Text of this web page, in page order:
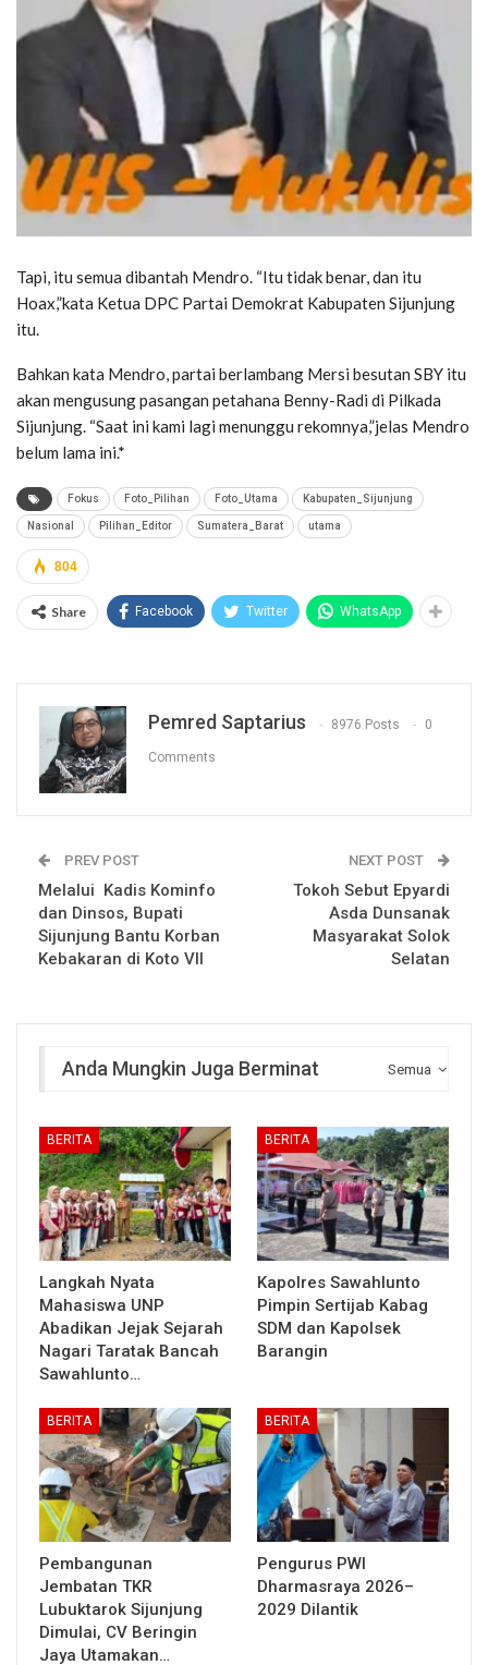
Tapi, itu semua dibantah Mendro. “Itu tidak benar, dan itu
Hoax,”kata Ketua DPC Partai Demokrat Kabupaten Sijunjung
itu.
Bahkan kata Mendro, partai berlambang Mersi besutan SBY itu
akan mengusung pasangan petahana Benny-Radi di Pilkada
Sijunjung. “Saat ini kami lagi menunggu rekomnya,”jelas Mendro
belum lama ini.*
Fokus Foto_Pilihan Foto_Utama Kabupaten_Sijunjung
Nasional Pilihan_Editor Sumatera_Barat utama
804
Share Facebook Twitter WhatsApp
Pemred Saptarius 8976 Posts 0
Comments
PREV POST
Melalui Kadis Kominfo
dan Dinsos, Bupati
Sijunjung Bantu Korban
Kebakaran di Koto VII
NEXT POST
Tokoh Sebut Epyardi
Asda Dunsanak
Masyarakat Solok
Selatan
Semua
Anda Mungkin Juga Berminat
BERITA
Langkah Nyata
Mahasiswa UNP
Abadikan Jejak Sejarah
Nagari Taratak Bancah
Sawahlunto…
BERITA
Kapolres Sawahlunto
Pimpin Sertijab Kabag
SDM dan Kapolsek
Barangin
BERITA
Pembangunan
Jembatan TKR
Lubuktarok Sijunjung
Dimulai, CV Beringin
Jaya Utamakan…
BERITA
Pengurus PWI
Dharmasraya 2026–
2029 Dilantik